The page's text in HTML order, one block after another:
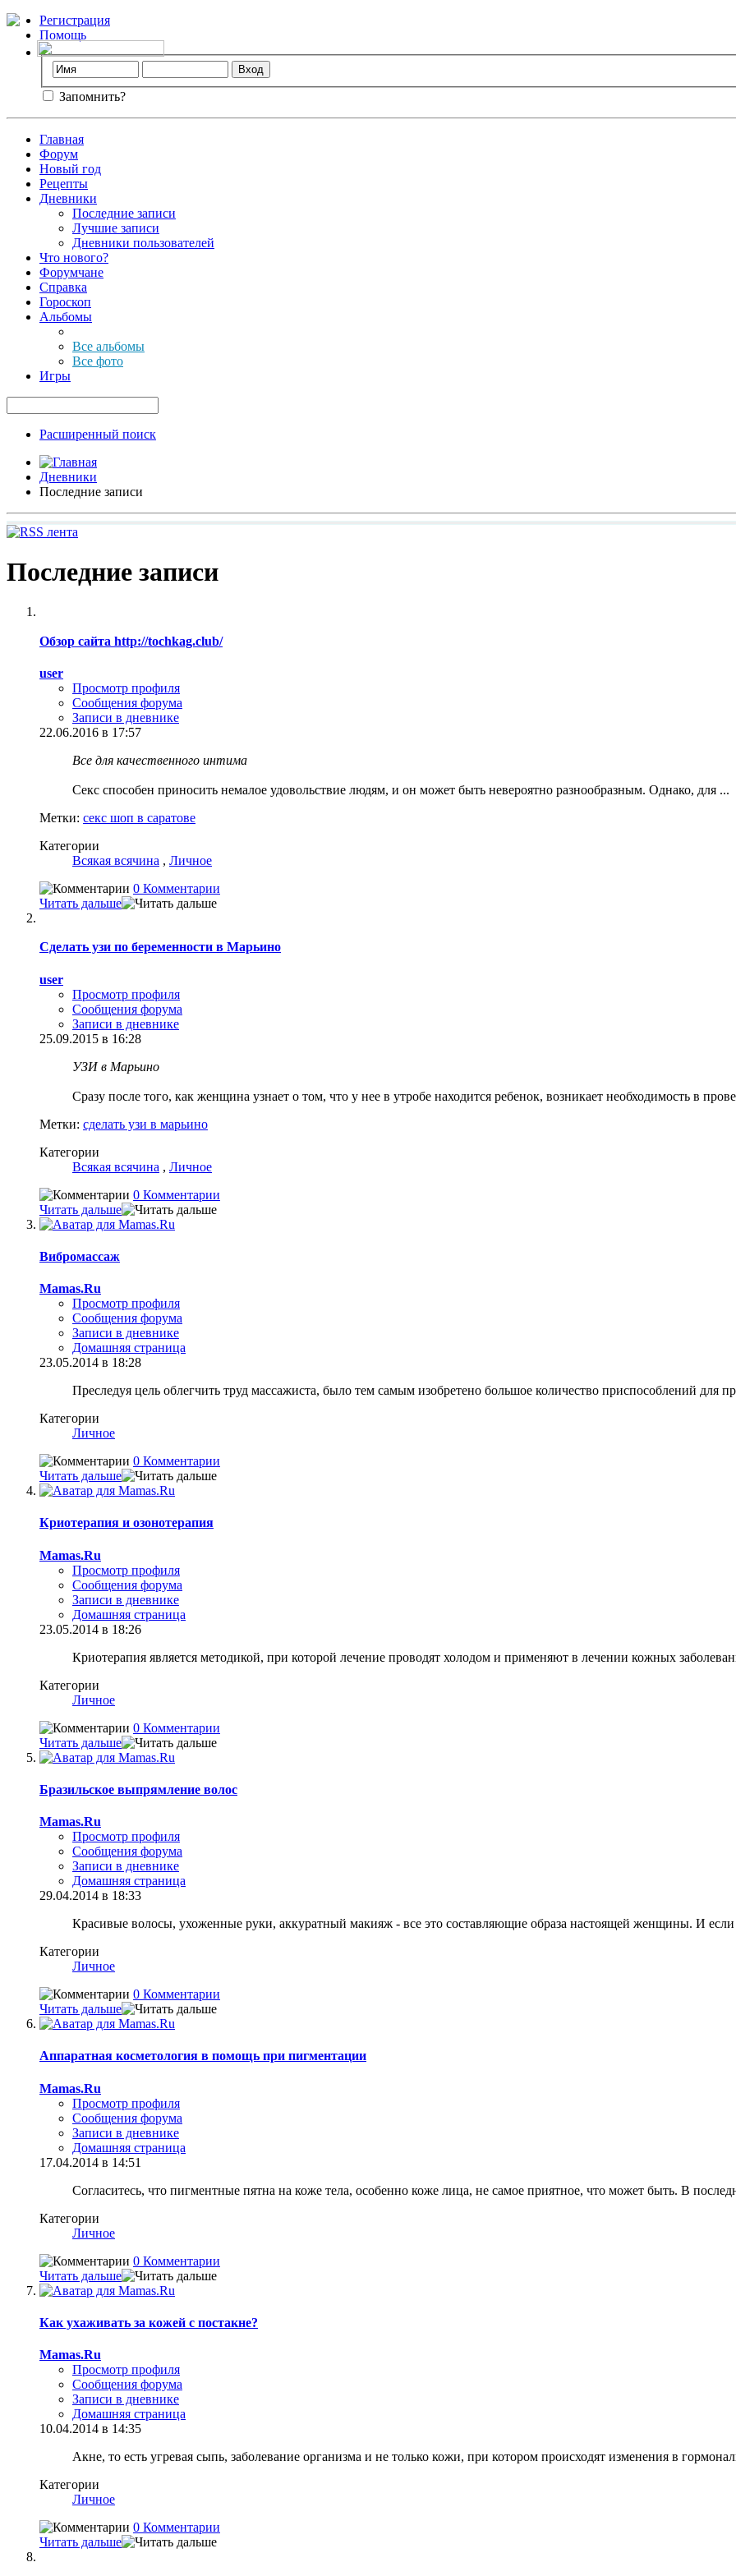
Регистрация
Помощь
Запомнить?
Главная
Форум
Новый год
Рецепты
Дневники
Последние записи
Лучшие записи
Дневники пользователей
Что нового?
Форумчане
Справка
Гороскоп
Альбомы
Все альбомы
Все фото
Игры
Расширенный поиск
Дневники
Последние записи
Последние записи
Обзор сайта http://tochkag.club/
user
Просмотр профиля
Сообщения форума
Записи в дневнике
22.06.2016 в 17:57
Все для качественного интима
Секс способен приносить немалое удовольствие людям, и он может быть невероятно разнообразным. Однако, для ...
Метки: секс шоп в саратове
Категории
Всякая всячина , Личное
0 Комментарии
Читать дальше
Сделать узи по беременности в Марьино
user
Просмотр профиля
Сообщения форума
Записи в дневнике
25.09.2015 в 16:28
УЗИ в Марьино
Сразу после того, как женщина узнает о том, что у нее в утробе находится ребенок, возникает необходимость в
Метки: сделать узи в марьино
Категории
Всякая всячина , Личное
0 Комментарии
Читать дальше
Вибромассаж
Mamas.Ru
Просмотр профиля
Сообщения форума
Записи в дневнике
Домашняя страница
23.05.2014 в 18:28
Преследуя цель облегчить труд массажиста, было тем самым изобретено большое количество приспособлений для
Категории
Личное
0 Комментарии
Читать дальше
Криотерапия и озонотерапия
Mamas.Ru
Просмотр профиля
Сообщения форума
Записи в дневнике
Домашняя страница
23.05.2014 в 18:26
Криотерапия является методикой, при которой лечение проводят холодом и применяют в лечении кожных
Категории
Личное
0 Комментарии
Читать дальше
Бразильское выпрямление волос
Mamas.Ru
Просмотр профиля
Сообщения форума
Записи в дневнике
Домашняя страница
29.04.2014 в 18:33
Красивые волосы, ухоженные руки, аккуратный макияж - все это составляющие образа настоящей женщины. И
Категории
Личное
0 Комментарии
Читать дальше
Аппаратная косметология в помощь при пигментации
Mamas.Ru
Просмотр профиля
Сообщения форума
Записи в дневнике
Домашняя страница
17.04.2014 в 14:51
Согласитесь, что пигментные пятна на коже тела, особенно коже лица, не самое приятное, что может быть. В
Категории
Личное
0 Комментарии
Читать дальше
Как ухаживать за кожей с постакне?
Mamas.Ru
Просмотр профиля
Сообщения форума
Записи в дневнике
Домашняя страница
10.04.2014 в 14:35
Акне, то есть угревая сыпь, заболевание организма и не только кожи, при котором происходят изменения в
Категории
Личное
0 Комментарии
Читать дальше